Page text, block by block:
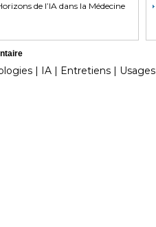
de l’IA dans la Médecine
| IA | Entretiens | Usages